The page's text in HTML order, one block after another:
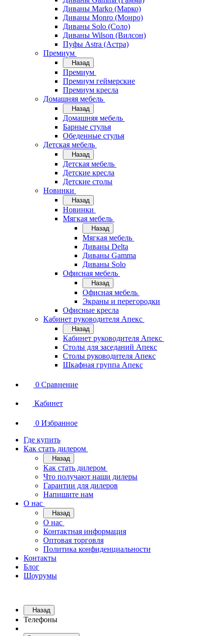
Диваны Marko (Марко)
Диваны Monro (Монро)
Диваны Solo (Соло)
Диваны Wilson (Вилсон)
Пуфы Astra (Астра)
Премиум
Назад
Премиум
Премиум геймерские
Премиум кресла
Домашняя мебель
Назад
Домашняя мебель
Барные стулья
Обеденные стулья
Детская мебель
Назад
Детская мебель
Детские кресла
Детские столы
Новинки
Назад
Новинки
Мягкая мебель
Назад
Мягкая мебель
Диваны Delta
Диваны Gamma
Диваны Solo
Офисная мебель
Назад
Офисная мебель
Экраны и перегородки
Офисные кресла
Кабинет руководителя Апекс
Назад
Кабинет руководителя Апекс
Столы для заседаний Апекс
Столы руководителя Апекс
Шкафная группа Апекс
0 Сравнение
Кабинет
0 Избранное
Где купить
Как стать дилером
Назад
Как стать дилером
Что получают наши дилеры
Гарантии для дилеров
Напишите нам
О нас
Назад
О нас
Контактная информация
Оптовая торговля
Политика конфиденциальности
Контакты
Блог
Шоурумы
Назад
Телефоны